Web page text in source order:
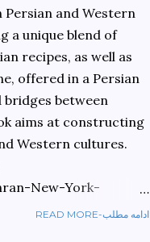
Persian and Western
a unique blend of
recipes, as well as
offered in a Persian
between
aims at constructing
Western cultures.
New-York-
READ MORE-ادامه مطلب